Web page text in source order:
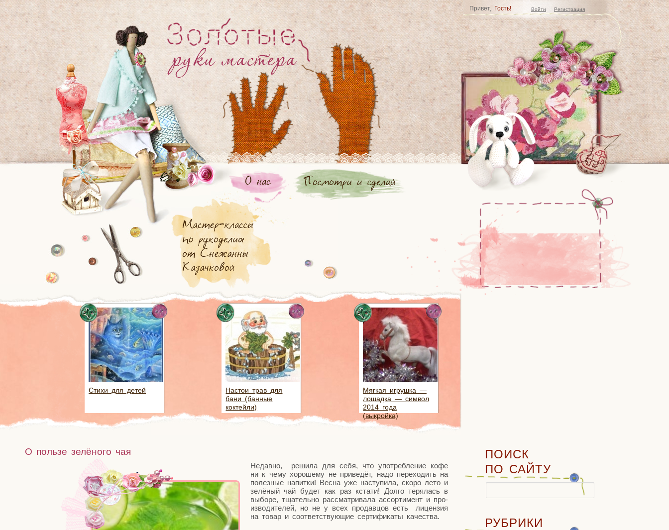
Стихи для детей
Настои трав для
бани (банные
коктейли)
Мягкая игрушка —
лошадка — символ
2014 года
(выкройка)
Привет, Гость! Войти Регистрация
О пользе зелёного чая
Недав­но, реши­ла для себя, что упо­треб­ле­ние кофе
ни к чему хоро­ше­му не при­ве­дёт, надо пере­хо­дить на
полез­ные напит­ки! Вес­на уже насту­пи­ла, ско­ро лето и
зелё­ный чай будет как раз кста­ти! Дол­го теря­лась в
выбо­ре, тща­тель­но рас­смат­ри­ва­ла ассор­ти­мент и про­
из­во­ди­те­лей, но не у всех про­дав­цов есть лицен­зия
на товар и соот­вет­ству­ю­щие сер­ти­фи­ка­ты качества.
ПОИСК
ПО САЙТУ
РУБРИКИ